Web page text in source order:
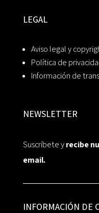
LEGAL
Aviso legal y
Política de
Información de
NEWSLETTER
Suscríbete yrecibe
email.
INFORMACIÓN DE